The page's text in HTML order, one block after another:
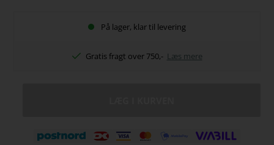
På lager, klar til levering
Gratis fragt over 750,- Læs mere